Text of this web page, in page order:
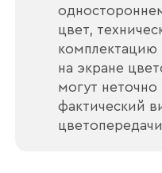
цвет,
на экране
могут неточно
фактический
Согласен с
и обработкой